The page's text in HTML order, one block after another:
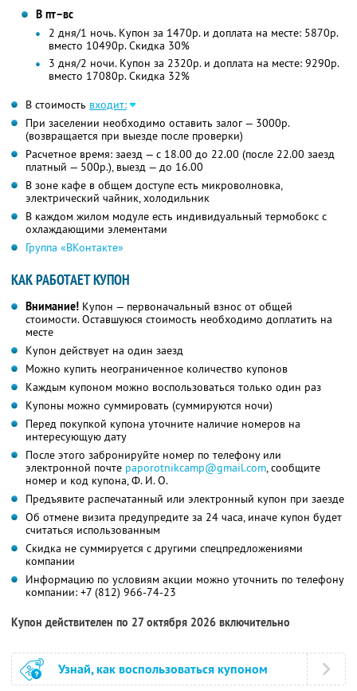
В пт–вс
2 дня/1 ночь. Купон за 1470р. и доплата на месте: 5870р.
вместо 10490р.Скидка 30%
3 дня/2 ночи. Купон за 2320р. и доплата на месте: 9290р.
вместо 17080р.Скидка 32%
В стоимость входит:
При заселении необходимо оставить залог — 3000р.
(возвращается при выезде после проверки)
Расчетное время: заезд — с 18.00 до 22.00 (после 22.00 заезд
платный — 500р.), выезд — до 16.00
В зоне кафе в общем доступе есть микроволновка,
электрический чайник, холодильник
В каждом жилом модуле есть индивидуальный термобокс с
охлаждающими элементами
Группа «ВКонтакте»
КАК РАБОТАЕТ КУПОН
Внимание! Купон — первоначальный взнос от общей
стоимости. Оставшуюся стоимость необходимо доплатить на
месте
Купон действует на один заезд
Можно купить неограниченное количество купонов
Каждым купоном можно воспользоваться только один раз
Купоны можно суммировать (суммируются ночи)
Перед покупкой купона уточните наличие номеров на
интересующую дату
После этого забронируйте номер по телефону или
электронной почте paporotnikcamp@gmail.com, сообщите
номер и код купона, Ф. И. О.
Предъявите распечатанный или электронный купон при заезде
Об отмене визита предупредите за 24 часа, иначе купон будет
считаться использованным
Скидка не суммируется с другими спецпредложениями
компании
Информацию по условиям акции можно уточнить по телефону
компании: +7 (812) 966-74-23
Купон действителен по 27 октября 2026 включительно
Узнай, как воспользоваться купоном